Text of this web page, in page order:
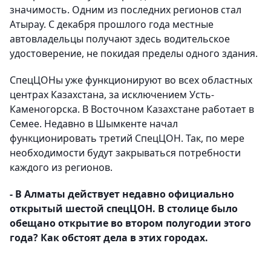
значимость. Одним из последних регионов стал
Атырау. С декабря прошлого года местные
автовладельцы получают здесь водительское
удостоверение, не покидая пределы одного здания.
СпецЦОНы уже функционируют во всех областных
центрах Казахстана, за исключением Усть-
Каменогорска. В Восточном Казахстане работает в
Семее. Недавно в Шымкенте начал
функционировать третий СпецЦОН. Так, по мере
необходимости будут закрываться потребности
каждого из регионов.
- В Алматы действует недавно официально
открытый шестой спецЦОН. В столице было
обещано открытие во втором полугодии этого
года? Как обстоят дела в этих городах.